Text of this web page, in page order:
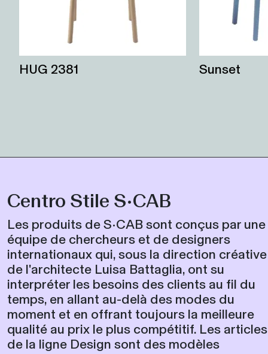
HUG 2381 Sunset
Centro Stile S•CAB
Les produits de S•CAB sont conçus par une
équipe de chercheurs et de designers
internationaux qui, sous la direction créative
de l'architecte Luisa Battaglia, ont su
interpréter les besoins des clients au fil du
temps, en allant au-delà des modes du
moment et en offrant toujours la meilleure
qualité au prix le plus compétitif. Les articles
de la ligne Design sont des modèles